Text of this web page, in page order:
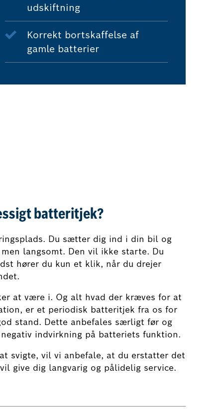
udskiftning
Korrekt bortskaffelse af
gamle batterier
batteritjek?
Du sætter dig ind i din bil og
langsomt. Den vil ikke starte. Du
hører du kun et klik, når du drejer
at være i. Og alt hvad der kræves for at
er et periodisk batteritjek fra os for
stand. Dette anbefales særligt før og
indvirkning på batteriets funktion.
svigte, vil vi anbefale, at du erstatter det
give dig langvarig og pålidelig service.